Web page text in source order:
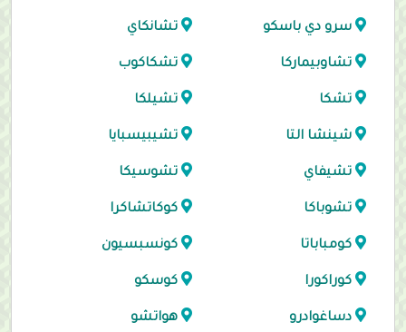
سرو دي باسكو تشانكاي
تشاوبيماركا تشكاكوب
تشكا تشيلكا
شينشا التا تشيبيسبايا
تشيفاي تشوسيكا
تشوباكا كوكاتشاكرا
كومباباتا كونسبسيون
كوراكورا كوسكو
دساغوادرو هواتشو